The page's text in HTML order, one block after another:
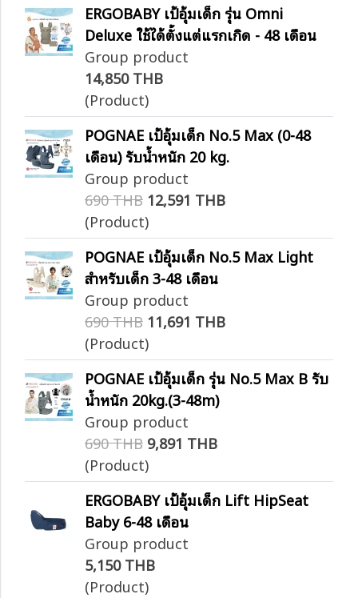
ERGOBABY เป้อุ้มเด็ก รุ่น Omni
Deluxe ใช้ได้ตั้งแต่แรกเกิด - 48 เดือน
Group product
14,850 THB
(Product)
POGNAE เป้อุ้มเด็ก No.5 Max (0-48
เดือน) รับน้ำหนัก 20 kg.
Group product
690 THB 12,591 THB
(Product)
POGNAE เป้อุ้มเด็ก No.5 Max Light
สำหรับเด็ก 3-48 เดือน
Group product
690 THB 11,691 THB
(Product)
POGNAE เป้อุ้มเด็ก รุ่น No.5 Max B รับ
น้ำหนัก 20kg.(3-48m)
Group product
690 THB 9,891 THB
(Product)
ERGOBABY เป้อุ้มเด็ก Lift HipSeat
Baby 6-48 เดือน
Group product
5,150 THB
(Product)